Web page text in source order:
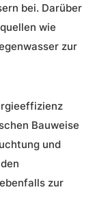
bei. Darüber
wie
zur
Bauweise
und
zur